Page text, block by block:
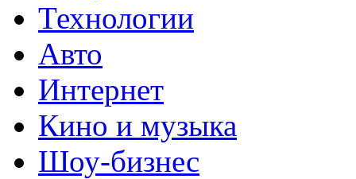
Технологии
Авто
Интернет
Кино и музыка
Шоу-бизнес